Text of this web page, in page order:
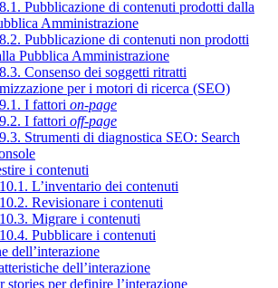
Pubblicazione di contenuti prodotti dalla
Amministrazione
Pubblicazione di contenuti non prodotti
Pubblica Amministrazione
Consenso dei soggetti ritratti
per i motori di ricerca (SEO)
I fattori on-page
I fattori off-page
Strumenti di diagnostica SEO: Search
i contenuti
L’inventario dei contenuti
Revisionare i contenuti
Migrare i contenuti
Pubblicare i contenuti
dell’interazione
dell’interazione
stories per definire l’interazione